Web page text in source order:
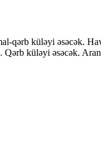
qərb küləyi əsəcək.
küləyi əsəcək.